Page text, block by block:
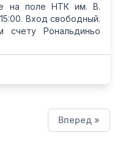
на поле НТК им. В.
Вход свободный.
счету Рональдиньо
Вперед »